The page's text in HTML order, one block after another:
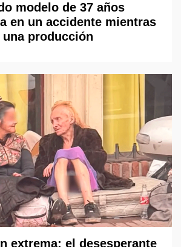
modelo de 37 años
en un accidente mientras
producción
extrema: el desesperante